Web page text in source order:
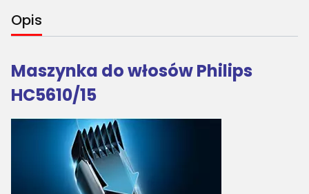
Opis
Maszynka do włosów Philips
HC5610/15